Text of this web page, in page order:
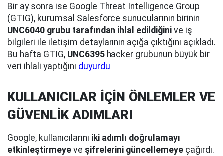
Bir ay sonra ise Google Threat Intelligence Group
(GTIG), kurumsal Salesforce sunucularının birinin
UNC6040 grubu tarafından ihlal edildiğini ve iş
bilgileri ile iletişim detaylarının açığa çıktığını açıkladı.
Bu hafta GTIG, UNC6395 hacker grubunun büyük bir
veri ihlali yaptığını duyurdu.
KULLANICILAR İÇİN ÖNLEMLER VE
GÜVENLİK ADIMLARI
Google, kullanıcılarını iki adımlı doğrulamayı
etkinleştirmeye ve şifrelerini güncellemeye çağırdı.